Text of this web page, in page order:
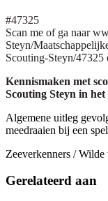
#47325
Scan me of ga naar
Steyn/
Scouting-Steyn/47325
Kennismaken met
Scouting Steyn in
Algemene uitleg
meedraaien bij een
Zeeverkenners / Wilde
Gerelateerd aan